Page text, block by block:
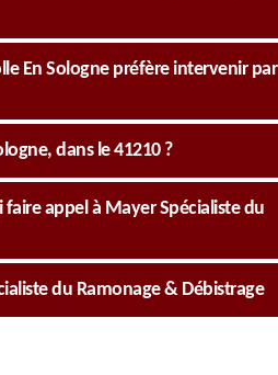
En Sologne préfère intervenir par
dans le 41210 ?
appel à Mayer Spécialiste du
du Ramonage & Débistrage